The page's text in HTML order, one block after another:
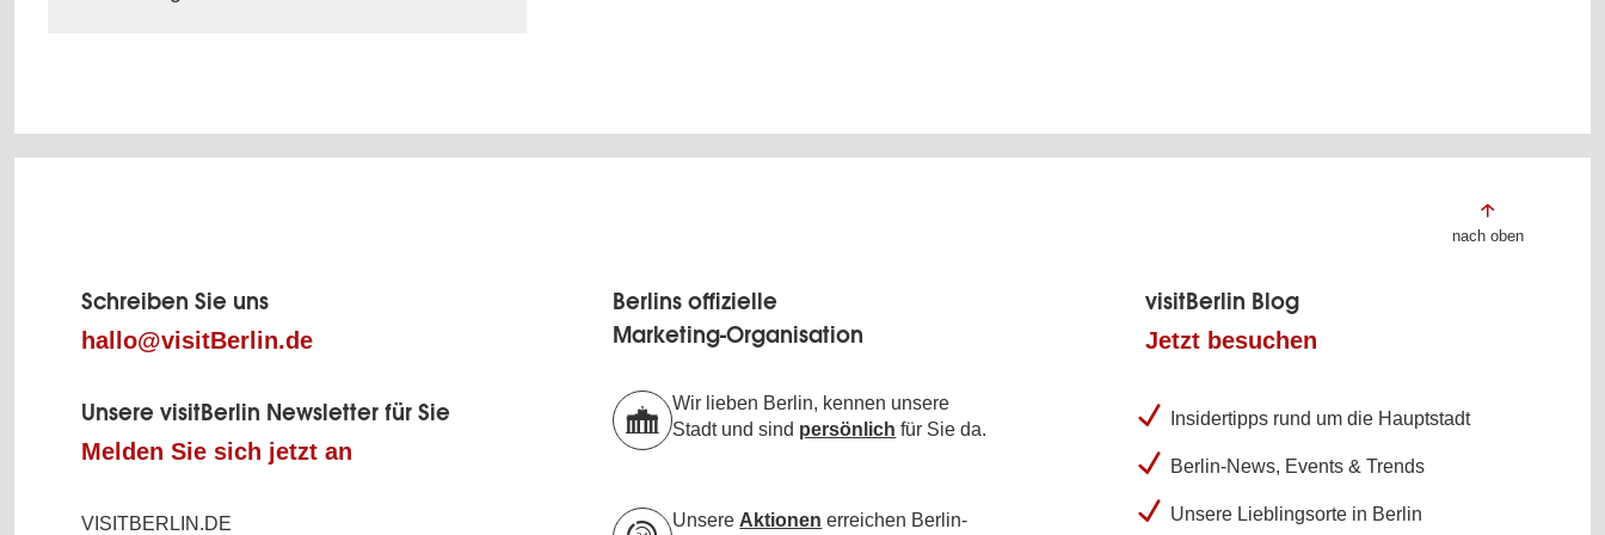
der
Seite
nach oben
Schreiben Sie uns
hallo@visitBerlin.de
Unsere visitBerlin Newsletter für Sie
Melden Sie sich jetzt an
VISITBERLIN.DE
Berlins offizielle
Marketing-Organisation
Wir lieben Berlin, kennen unsere
Stadt und sind persönlich für Sie da.
Unsere Aktionen erreichen Berlin-
visitBerlin Blog
Jetzt besuchen
Insidertipps rund um die Hauptstadt
Berlin-News, Events & Trends
Unsere Lieblingsorte in Berlin